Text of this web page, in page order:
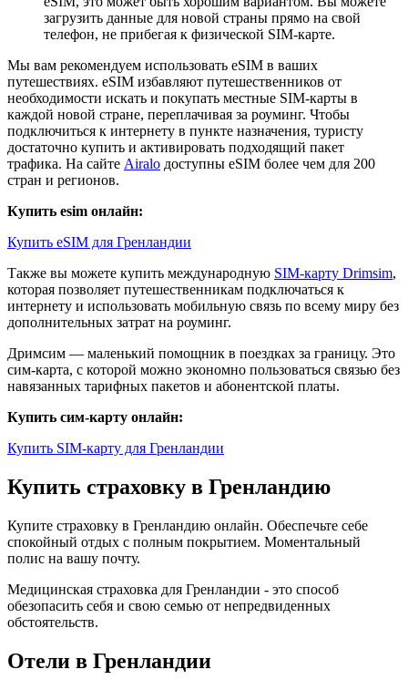
загрузить данные для новой страны прямо на свой
телефон, не прибегая к физической SIM-карте.
Мы вам рекомендуем использовать eSIM в ваших
путешествиях. eSIM избавляют путешественников от
необходимости искать и покупать местные SIM-карты в
каждой новой стране, переплачивая за роуминг. Чтобы
подключиться к интернету в пункте назначения, туристу
достаточно купить и активировать подходящий пакет
трафика. На сайте Airalo доступны eSIM более чем для 200
стран и регионов.
Купить esim онлайн:
Купить eSIM для Гренландии
Также вы можете купить международную SIM-карту Drimsim,
которая позволяет путешественникам подключаться к
интернету и использовать мобильную связь по всему миру без
дополнительных затрат на роуминг.
Дримсим — маленький помощник в поездках за границу. Это
сим-карта, с которой можно экономно пользоваться связью без
навязанных тарифных пакетов и абонентской платы.
Купить сим-карту онлайн:
Купить SIM-карту для Гренландии
Купить страховку в Гренландию
Купите страховку в Гренландию онлайн. Обеспечьте себе
спокойный отдых с полным покрытием. Моментальный
полис на вашу почту.
Медицинская страховка для Гренландии - это способ
обезопасить себя и свою семью от непредвиденных
обстоятельств.
Отели в Гренландии